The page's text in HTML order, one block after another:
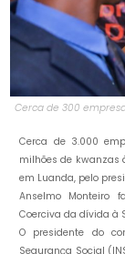
Cerca de 300
Cerca de 3.000
milhões de kwanzas
em Luanda, pelo
Anselmo Monteiro
Coerciva da dívida à
O presidente do
Segurança Social